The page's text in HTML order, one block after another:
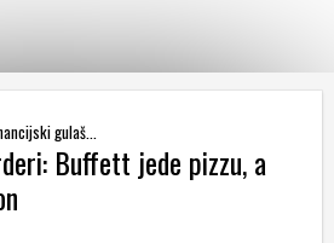
gulaš...
Buffett jede pizzu, a